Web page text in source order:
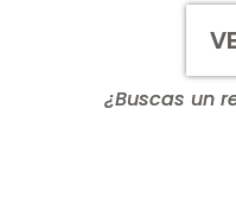
¿Buscas un